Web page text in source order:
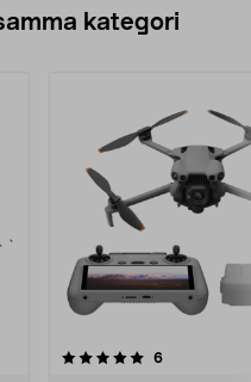
kategori
6recensioner
5.0 av 5 stjärnor